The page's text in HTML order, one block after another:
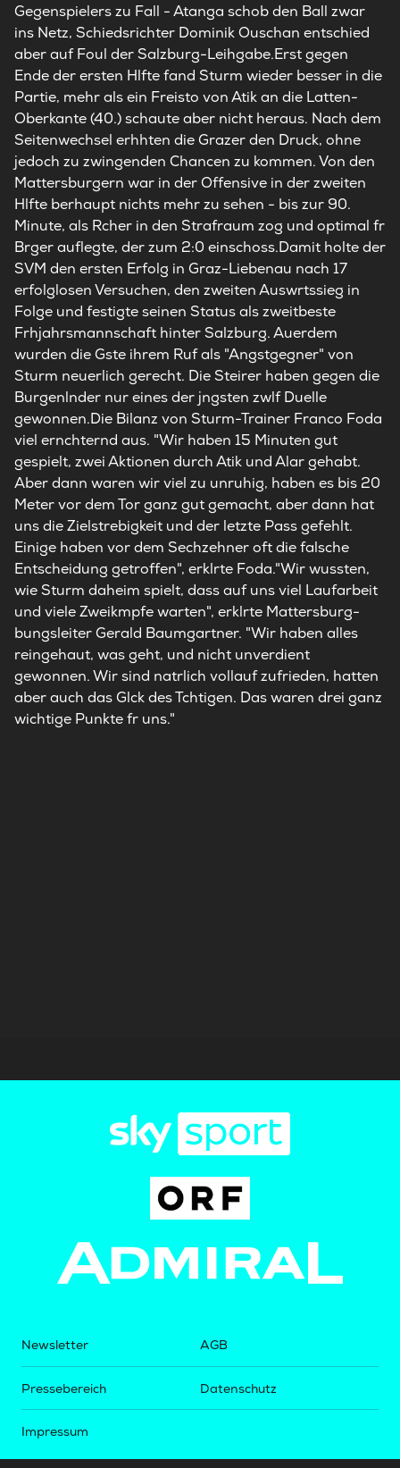
Gegenspielers zu Fall - Atanga schob den Ball zwar
ins Netz, Schiedsrichter Dominik Ouschan entschied
aber auf Foul der Salzburg-Leihgabe.Erst gegen
Ende der ersten Hlfte fand Sturm wieder besser in die
Partie, mehr als ein Freisto von Atik an die Latten-
Oberkante (40.) schaute aber nicht heraus. Nach dem
Seitenwechsel erhhten die Grazer den Druck, ohne
jedoch zu zwingenden Chancen zu kommen. Von den
Mattersburgern war in der Offensive in der zweiten
Hlfte berhaupt nichts mehr zu sehen - bis zur 90.
Minute, als Rcher in den Strafraum zog und optimal fr
Brger auflegte, der zum 2:0 einschoss.Damit holte der
SVM den ersten Erfolg in Graz-Liebenau nach 17
erfolglosen Versuchen, den zweiten Auswrtssieg in
Folge und festigte seinen Status als zweitbeste
Frhjahrsmannschaft hinter Salzburg. Auerdem
wurden die Gste ihrem Ruf als "Angstgegner" von
Sturm neuerlich gerecht. Die Steirer haben gegen die
Burgenlnder nur eines der jngsten zwlf Duelle
gewonnen.Die Bilanz von Sturm-Trainer Franco Foda
viel ernchternd aus. "Wir haben 15 Minuten gut
gespielt, zwei Aktionen durch Atik und Alar gehabt.
Aber dann waren wir viel zu unruhig, haben es bis 20
Meter vor dem Tor ganz gut gemacht, aber dann hat
uns die Zielstrebigkeit und der letzte Pass gefehlt.
Einige haben vor dem Sechzehner oft die falsche
Entscheidung getroffen", erklrte Foda."Wir wussten,
wie Sturm daheim spielt, dass auf uns viel Laufarbeit
und viele Zweikmpfe warten", erklrte Mattersburg-
bungsleiter Gerald Baumgartner. "Wir haben alles
reingehaut, was geht, und nicht unverdient
gewonnen. Wir sind natrlich vollauf zufrieden, hatten
aber auch das Glck des Tchtigen. Das waren drei ganz
wichtige Punkte fr uns."
Newsletter
Pressebereich
Impressum
AGB
Datenschutz